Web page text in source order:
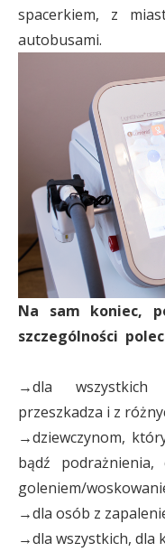
spacerkiem, z
autobusami.
Na sam koniec,
szczególności
→dla wszystkich
przeszkadza i z
→dziewczynom,
bądź
goleniem/
→dla osób z
→dla wszystkich, dla